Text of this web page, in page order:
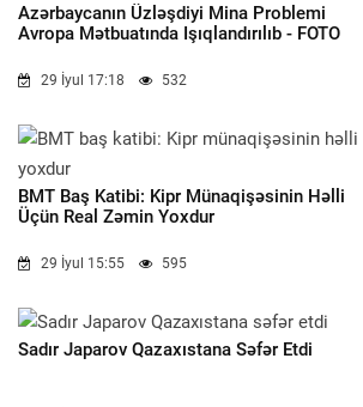
Azərbaycanın Üzləşdiyi Mina Problemi
Avropa Mətbuatında Işıqlandırılıb - FOTO
29 İyul 17:18 532
BMT Baş Katibi: Kipr Münaqişəsinin Həlli
Üçün Real Zəmin Yoxdur
29 İyul 15:55 595
Sadır Japarov Qazaxıstana Səfər Etdi